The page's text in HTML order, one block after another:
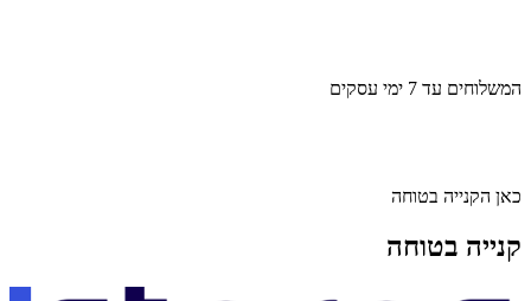
המשלוחים עד 7 ימי עסקים
כאן הקנייה בטוחה
קנייה בטוחה